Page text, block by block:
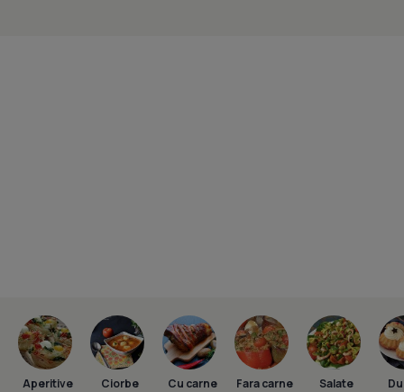
Aperitive Ciorbe Cu carne Fara carne Salate